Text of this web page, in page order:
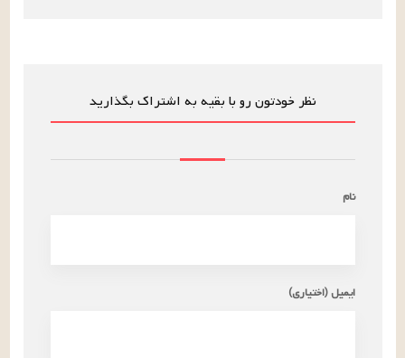
نظر خودتون رو با بقیه به اشتراک بگذارید
نام
ایمیل (اختیاری)